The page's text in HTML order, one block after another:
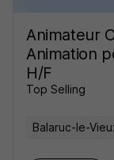
Animateur
Animation
H/F
Top Selling
Balaruc-le-